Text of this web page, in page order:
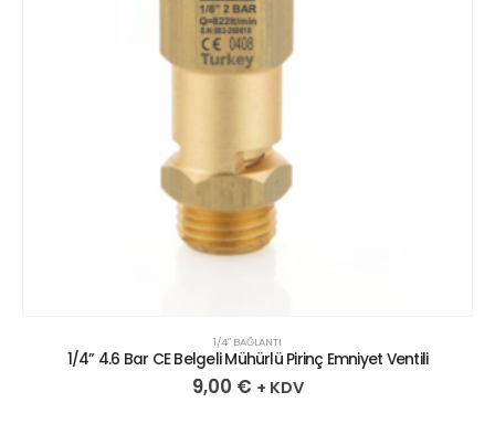
1/4″ BAĞLANTI
1/4” 4.6 Bar CE Belgeli Mühürlü Pirinç Emniyet Ventili
9,00 € + KDV